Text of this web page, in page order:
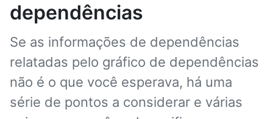
dependências
Se as informações de dependências
relatadas pelo gráfico de dependências
não é o que você esperava, há uma
série de pontos a considerar e várias